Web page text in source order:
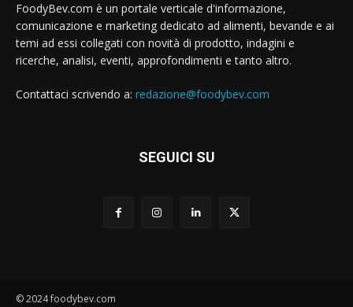
FoodyBev.com è un portale verticale d'informazione,
comunicazione e marketing dedicato ad alimenti, bevande e ai
temi ad essi collegati con novità di prodotto, indagini e
ricerche, analisi, eventi, approfondimenti e tanto altro.
Contattaci scrivendo a: redazione@foodybev.com
SEGUICI SU
© 2024 foodybev.com